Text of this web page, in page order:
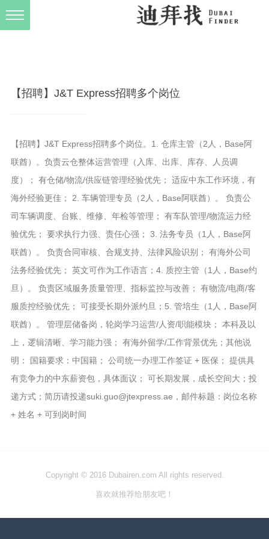
【招聘】J&T Express招聘多个岗位
【招聘】J&T Express招聘多个岗位。1. 仓库主管（2人，Base阿
联酋）。负责云仓整体运营管理（入库、出库、库存、人员调
度）； 有仓储/物流/供应链管理经验优先； 适应中东工作环境，有
海外经验更佳； 2. 车辆管理专员（2人，Base阿联酋）。 负责公
司车辆调度、台账、维修、年检等管理； 有车队管理/物流运力经
验优先； 要求执行力强、责任心强； 3. 法务专员（1人，Base阿
联酋）。 负责合同审核、合规支持、法律风险识别； 有海外公司
法务经验优先； 英文可作为工作语言；4. 质控主管（1人，Base约
旦）。 负责区域服务质量管理、指标监控与改善； 有物流/电商/客
服质控经验优先； 可接受长期外派约旦；5. 管培生（1人，Base阿
联酋）。 管理层储备岗，轮岗学习运营/人资/职能模块； 本科及以
上，逻辑清晰、学习能力强； 有海外留学/工作背景优先；其他说
明： 国籍要求：中国籍； 公司统一办理工作签证 + 医保； 提供具
有竞争力的中东薪资包，具体面议； 可长期发展，成长空间大；投
递方式；简历请投递suki.guo@jtexpress.ae，邮件标题：岗位名称
+ 姓名 + 可到岗时间
Copyright © 2016 Dubairen.com All rights reserved.
喜欢就推荐给朋友吧！